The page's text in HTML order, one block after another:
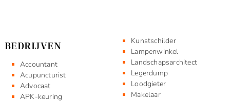
BEDRIJVEN
Accountant
Acupuncturist
Advocaat
APK-keuring
Kunstschilder
Lampenwinkel
Landschapsarchitect
Legerdump
Loodgieter
Makelaar